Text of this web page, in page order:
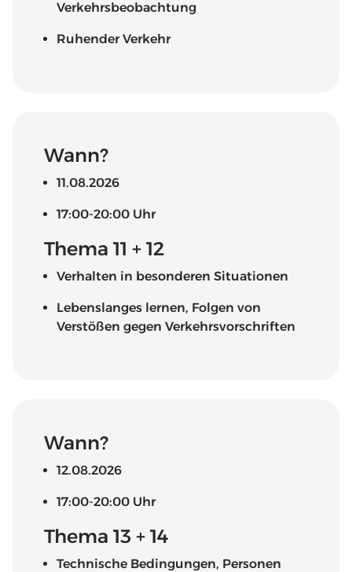
Verkehrsbeobachtung
Ruhender Verkehr
Wann?
11.08.2026
17:00-20:00 Uhr
Thema 11 + 12
Verhalten in besonderen Situationen
Lebenslanges lernen, Folgen von
Verstößen gegen Verkehrsvorschriften
Wann?
12.08.2026
17:00-20:00 Uhr
Thema 13 + 14
Technische Bedingungen, Personen